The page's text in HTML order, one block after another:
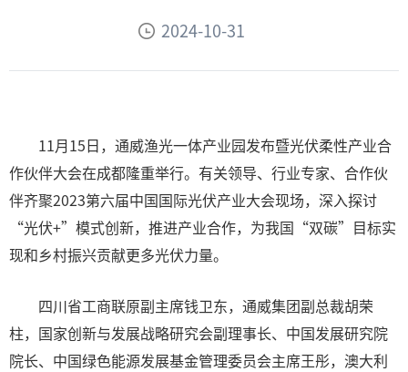
2024-10-31
11月15日，通威渔光一体产业园发布暨光伏柔性产业合
作伙伴大会在成都隆重举行。有关领导、行业专家、合作伙
伴齐聚2023第六届中国国际光伏产业大会现场，深入探讨
“光伏+”模式创新，推进产业合作，为我国“双碳”目标实
现和乡村振兴贡献更多光伏力量。
四川省工商联原副主席钱卫东，通威集团副总裁胡荣
柱，国家创新与发展战略研究会副理事长、中国发展研究院
院长、中国绿色能源发展基金管理委员会主席王彤，澳大利